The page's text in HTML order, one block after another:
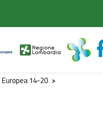
14-20 >